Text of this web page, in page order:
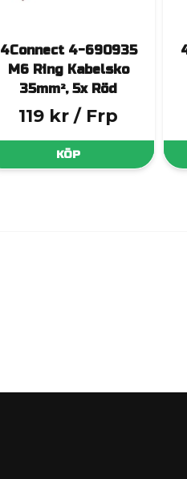
4Connect 4-690935
M6 Ring Kabelsko
35mm², 5x Röd
119 kr / Frp
KÖP